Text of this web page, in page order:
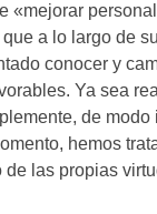
«mejorar
a lo largo de
conocer y
Ya sea
de modo
hemos
las propias